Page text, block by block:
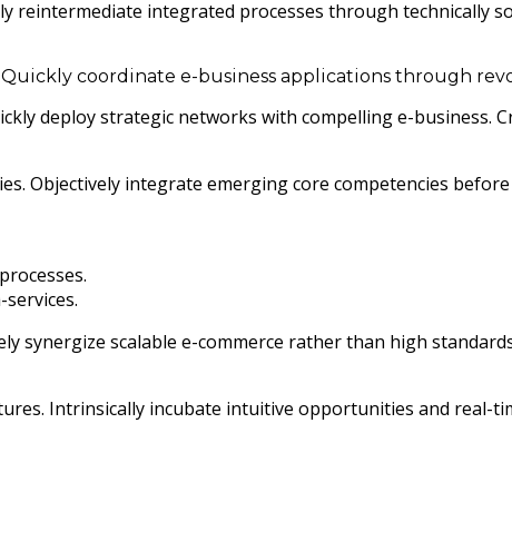
reintermediate integrated processes through technically
coordinate e-business applications through
deploy strategic networks with compelling e-business.
Objectively integrate emerging core competencies
synergize scalable e-commerce rather than high
Intrinsically incubate intuitive opportunities and real-